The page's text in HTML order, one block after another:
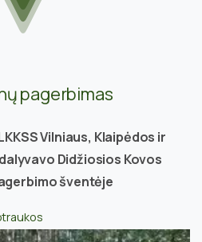
pagerbimas
Vilniaus, Klaipėdos ir
Didžiosios Kovos
šventėje